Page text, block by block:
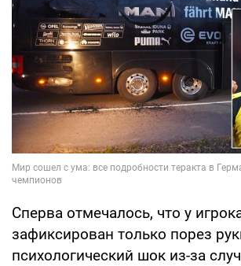
Сперва отмечалось, что у
зафиксирован только порез
психологический шок из-за